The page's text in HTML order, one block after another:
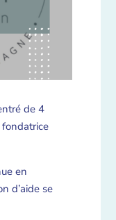
de 4
en
d’aide se